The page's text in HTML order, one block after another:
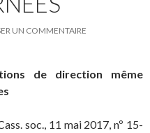
UN COMMENTAIRE
de direction même
soc., 11 mai 2017, nº 15-